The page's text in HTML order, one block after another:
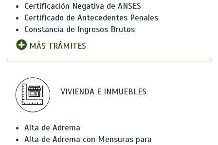
Certificación Negativa de ANSES
Certificado de Antecedentes Penales
Constancia de Ingresos Brutos
MÁS TRÁMITES
VIVIENDA E INMUEBLES
Alta de Adrema
Alta de Adrema con Mensuras para